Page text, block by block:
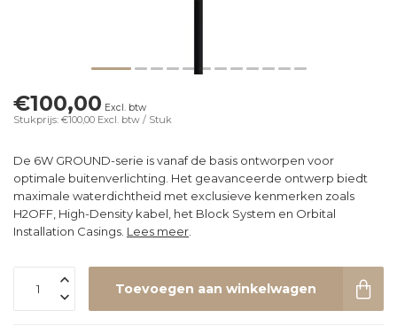
€100,00 Excl. btw
Stukprijs: €100,00 Excl. btw / Stuk
De 6W GROUND-serie is vanaf de basis ontworpen voor
optimale buitenverlichting. Het geavanceerde ontwerp biedt
maximale waterdichtheid met exclusieve kenmerken zoals
H2OFF, High-Density kabel, het Block System en Orbital
Installation Casings. Lees meer
Toevoegen aan winkelwagen